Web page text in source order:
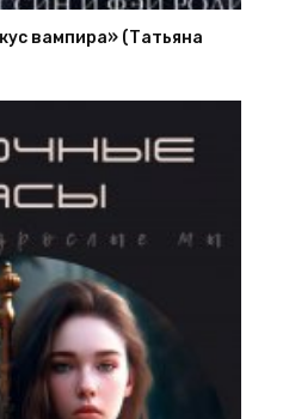
вампира» (Татьяна